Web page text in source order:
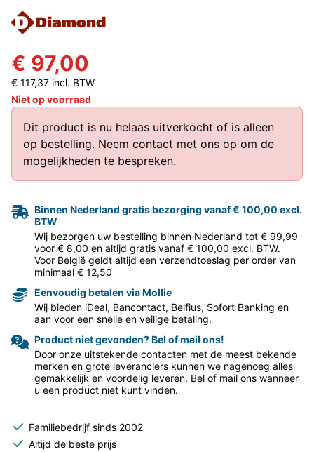
€ 97,00
€ 117,37 incl. BTW
Niet op voorraad
Dit product is nu helaas uitverkocht of is alleen
op bestelling. Neem contact met ons op om de
mogelijkheden te bespreken.
Binnen Nederland gratis bezorging vanaf € 100,00 excl.
BTW
Wij bezorgen uw bestelling binnen Nederland tot € 99,99
voor € 8,00 en altijd gratis vanaf € 100,00 excl. BTW.
Voor België geldt altijd een verzendtoeslag per order van
minimaal € 12,50
Eenvoudig betalen via Mollie
Wij bieden iDeal, Bancontact, Belfius, Sofort Banking en
aan voor een snelle en veilige betaling.
Product niet gevonden? Bel of mail ons!
Door onze uitstekende contacten met de meest bekende
merken en grote leveranciers kunnen we nagenoeg alles
gemakkelijk en voordelig leveren. Bel of mail ons wanneer
u een product niet kunt vinden.
Familiebedrijf sinds 2002
Altijd de beste prijs